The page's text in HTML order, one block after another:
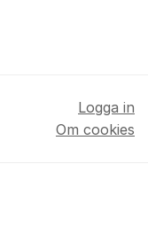
Logga in
Om cookies